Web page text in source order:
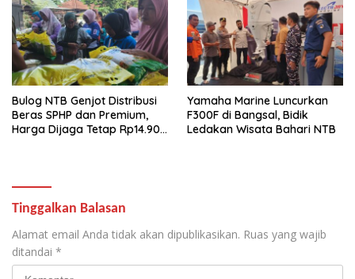
Bulog NTB Genjot Distribusi
Beras SPHP dan Premium,
Harga Dijaga Tetap Rp14.900
Yamaha Marine Luncurkan
F300F di Bangsal, Bidik
Ledakan Wisata Bahari NTB
Tinggalkan Balasan
Alamat email Anda tidak akan dipublikasikan. Ruas yang wajib
ditandai *